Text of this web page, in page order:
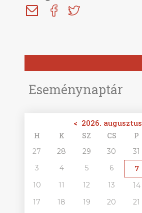
Eseménynaptár
< 2026. augusztus
H K SZ CS P
27 28 29 30 31
3
4 5 6 7
10
11 12 13 14
17
18 19 20 21